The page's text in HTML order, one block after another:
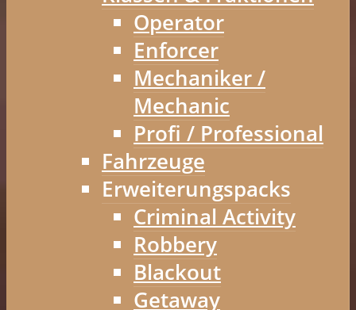
Operator
Enforcer
Mechaniker /
Mechanic
Profi / Professional
Fahrzeuge
Erweiterungspacks
Criminal Activity
Robbery
Blackout
Getaway